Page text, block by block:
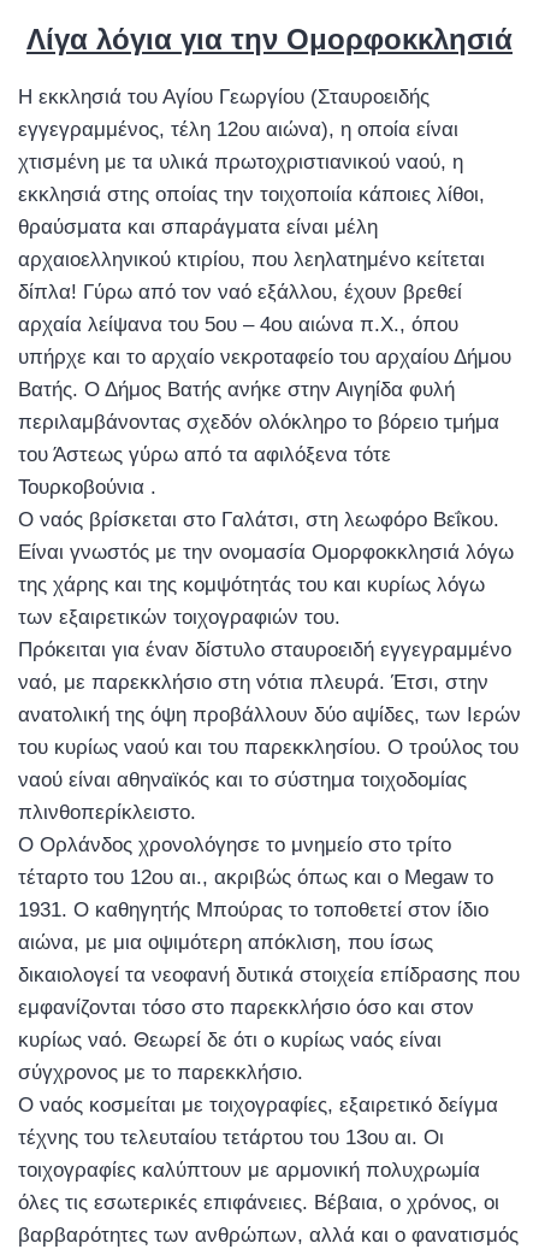
Λίγα λόγια για την Ομορφοκκλησιά
Η εκκλησιά του Αγίου Γεωργίου (Σταυροειδής
εγγεγραμμένος, τέλη 12ου αιώνα), η οποία είναι
χτισμένη με τα υλικά πρωτοχριστιανικού ναού, η
εκκλησιά στης οποίας την τοιχοποιία κάποιες λίθοι,
θραύσματα και σπαράγματα είναι μέλη
αρχαιοελληνικού κτιρίου, που λεηλατημένο κείτεται
δίπλα! Γύρω από τον ναό εξάλλου, έχουν βρεθεί
αρχαία λείψανα του 5ου – 4ου αιώνα π.Χ., όπου
υπήρχε και το αρχαίο νεκροταφείο του αρχαίου Δήμου
Βατής. Ο Δήμος Βατής ανήκε στην Αιγηίδα φυλή
περιλαμβάνοντας σχεδόν ολόκληρο το βόρειο τμήμα
του Άστεως γύρω από τα αφιλόξενα τότε
Τουρκοβούνια .
Ο ναός βρίσκεται στο Γαλάτσι, στη λεωφόρο Βεΐκου.
Είναι γνωστός με την ονομασία Ομορφοκκλησιά λόγω
της χάρης και της κομψότητάς του και κυρίως λόγω
των εξαιρετικών τοιχογραφιών του.
Πρόκειται για έναν δίστυλο σταυροειδή εγγεγραμμένο
ναό, με παρεκκλήσιο στη νότια πλευρά. Έτσι, στην
ανατολική της όψη προβάλλουν δύο αψίδες, των Ιερών
του κυρίως ναού και του παρεκκλησίου. Ο τρούλος του
ναού είναι αθηναϊκός και το σύστημα τοιχοδομίας
πλινθοπερίκλειστο.
Ο Ορλάνδος χρονολόγησε το μνημείο στο τρίτο
τέταρτο του 12ου αι., ακριβώς όπως και ο Megaw το
1931. Ο καθηγητής Μπούρας το τοποθετεί στον ίδιο
αιώνα, με μια οψιμότερη απόκλιση, που ίσως
δικαιολογεί τα νεοφανή δυτικά στοιχεία επίδρασης που
εμφανίζονται τόσο στο παρεκκλήσιο όσο και στον
κυρίως ναό. Θεωρεί δε ότι ο κυρίως ναός είναι
σύγχρονος με το παρεκκλήσιο.
Ο ναός κοσμείται με τοιχογραφίες, εξαιρετικό δείγμα
τέχνης του τελευταίου τετάρτου του 13ου αι. Οι
τοιχογραφίες καλύπτουν με αρμονική πολυχρωμία
όλες τις εσωτερικές επιφάνειες. Βέβαια, ο χρόνος, οι
βαρβαρότητες των ανθρώπων, αλλά και ο φανατισμός